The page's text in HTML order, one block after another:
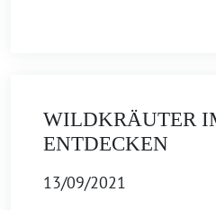
WILDKRÄUTER
ENTDECKEN
13/09/2021